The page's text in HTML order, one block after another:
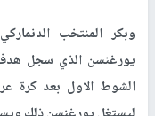
وبكر المنتخب
يورغنسن الذي سجل هدف
الشوط الاول بعد كرة